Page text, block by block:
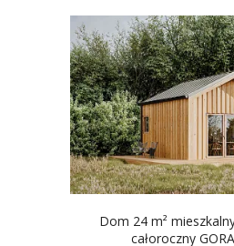
Dom 24 m²
całoroczny